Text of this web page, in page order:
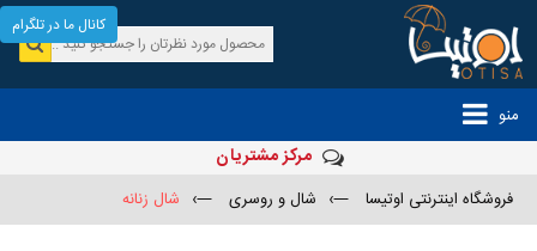
منو
مرکز مشتریان
فروشگاه اینترنتی اوتیسا —› شال و روسری —› شال زنانه
کانال ما در تلگرام